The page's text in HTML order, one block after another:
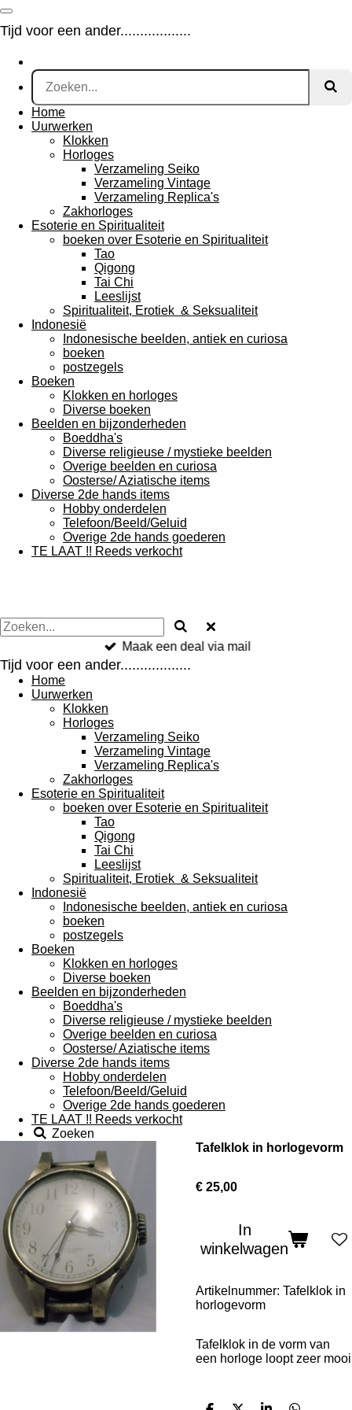
Ga
direct
naar
hoofdinhoud
Tijd voor een ander..................
Home
Uurwerken
Klokken
Horloges
Verzameling Seiko
Verzameling Vintage
Verzameling Replica's
Zakhorloges
Esoterie en Spiritualiteit
boeken over Esoterie en Spiritualiteit
Tao
Qigong
Tai Chi
Leeslijst
Spiritualiteit, Erotiek & Seksualiteit
Indonesië
Indonesische beelden, antiek en curiosa
boeken
postzegels
Boeken
Klokken en horloges
Diverse boeken
Beelden en bijzonderheden
Boeddha's
Diverse religieuse / mystieke beelden
Overige beelden en curiosa
Oosterse/ Aziatische items
Diverse 2de hands items
Hobby onderdelen
Telefoon/Beeld/Geluid
Overige 2de hands goederen
TE LAAT !! Reeds verkocht
Maak een deal via mail
Tijd voor een ander..................
Home
Uurwerken
Klokken
Horloges
Verzameling Seiko
Verzameling Vintage
Verzameling Replica's
Zakhorloges
Esoterie en Spiritualiteit
boeken over Esoterie en Spiritualiteit
Tao
Qigong
Tai Chi
Leeslijst
Spiritualiteit, Erotiek & Seksualiteit
Indonesië
Indonesische beelden, antiek en curiosa
boeken
postzegels
Boeken
Klokken en horloges
Diverse boeken
Beelden en bijzonderheden
Boeddha's
Diverse religieuse / mystieke beelden
Overige beelden en curiosa
Oosterse/ Aziatische items
Diverse 2de hands items
Hobby onderdelen
Telefoon/Beeld/Geluid
Overige 2de hands goederen
TE LAAT !! Reeds verkocht
Zoeken
Tafelklok in horlogevorm
€ 25,00
In
winkelwagen
Artikelnummer: Tafelklok in
horlogevorm
Tafelklok in de vorm van
een horloge loopt zeer mooi